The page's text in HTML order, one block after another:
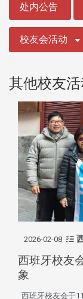
处内公告
校友会活动
其他校友活
2026-02-08
西班牙校友
象
西班牙校友会于